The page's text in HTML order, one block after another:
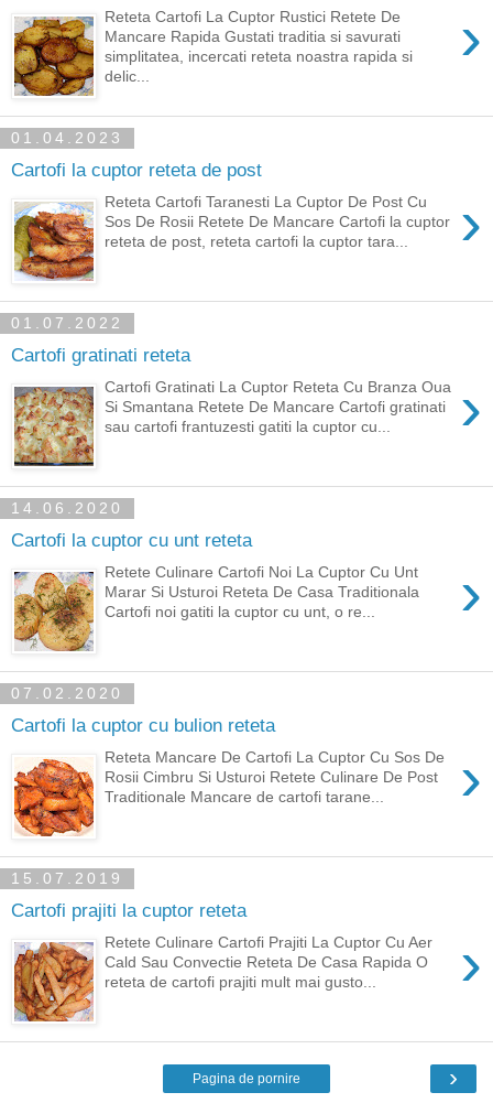
›
Reteta Cartofi La Cuptor Rustici Retete De
Mancare Rapida Gustati traditia si savurati
simplitatea, incercati reteta noastra rapida si
delic...
01.04.2023
Cartofi la cuptor reteta de post
›
Reteta Cartofi Taranesti La Cuptor De Post Cu
Sos De Rosii Retete De Mancare Cartofi la cuptor
reteta de post, reteta cartofi la cuptor tara...
01.07.2022
Cartofi gratinati reteta
›
Cartofi Gratinati La Cuptor Reteta Cu Branza Oua
Si Smantana Retete De Mancare Cartofi gratinati
sau cartofi frantuzesti gatiti la cuptor cu...
14.06.2020
Cartofi la cuptor cu unt reteta
›
Retete Culinare Cartofi Noi La Cuptor Cu Unt
Marar Si Usturoi Reteta De Casa Traditionala
Cartofi noi gatiti la cuptor cu unt, o re...
07.02.2020
Cartofi la cuptor cu bulion reteta
›
Reteta Mancare De Cartofi La Cuptor Cu Sos De
Rosii Cimbru Si Usturoi Retete Culinare De Post
Traditionale Mancare de cartofi tarane...
15.07.2019
Cartofi prajiti la cuptor reteta
›
Retete Culinare Cartofi Prajiti La Cuptor Cu Aer
Cald Sau Convectie Reteta De Casa Rapida O
reteta de cartofi prajiti mult mai gusto...
›
Pagina de pornire